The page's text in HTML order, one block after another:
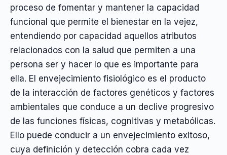
proceso de fomentar y mantener la capacidad
funcional que permite el bienestar en la vejez,
entendiendo por capacidad aquellos atributos
relacionados con la salud que permiten a una
persona ser y hacer lo que es importante para
ella. El envejecimiento fisiológico es el producto
de la interacción de factores genéticos y factores
ambientales que conduce a un declive progresivo
de las funciones físicas, cognitivas y metabólicas.
Ello puede conducir a un envejecimiento exitoso,
cuya definición y detección cobra cada vez